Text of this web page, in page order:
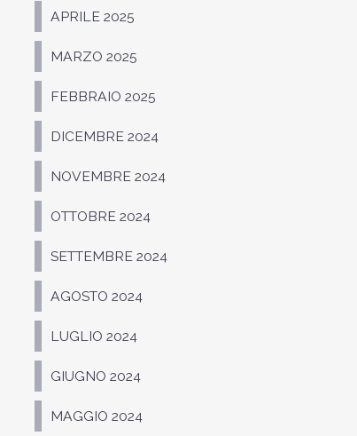
APRILE 2025
MARZO 2025
FEBBRAIO 2025
DICEMBRE 2024
NOVEMBRE 2024
OTTOBRE 2024
SETTEMBRE 2024
AGOSTO 2024
LUGLIO 2024
GIUGNO 2024
MAGGIO 2024